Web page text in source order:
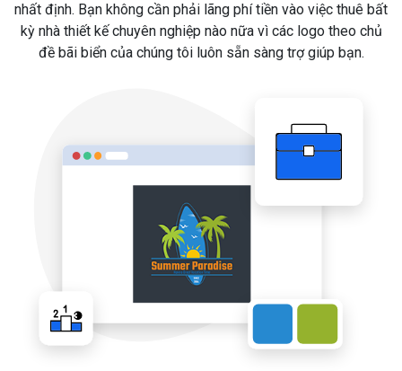
nhất định. Bạn không cần phải lãng phí tiền vào việc thuê bất
kỳ nhà thiết kế chuyên nghiệp nào nữa vì các logo theo chủ
đề bãi biển của chúng tôi luôn sẵn sàng trợ giúp bạn.